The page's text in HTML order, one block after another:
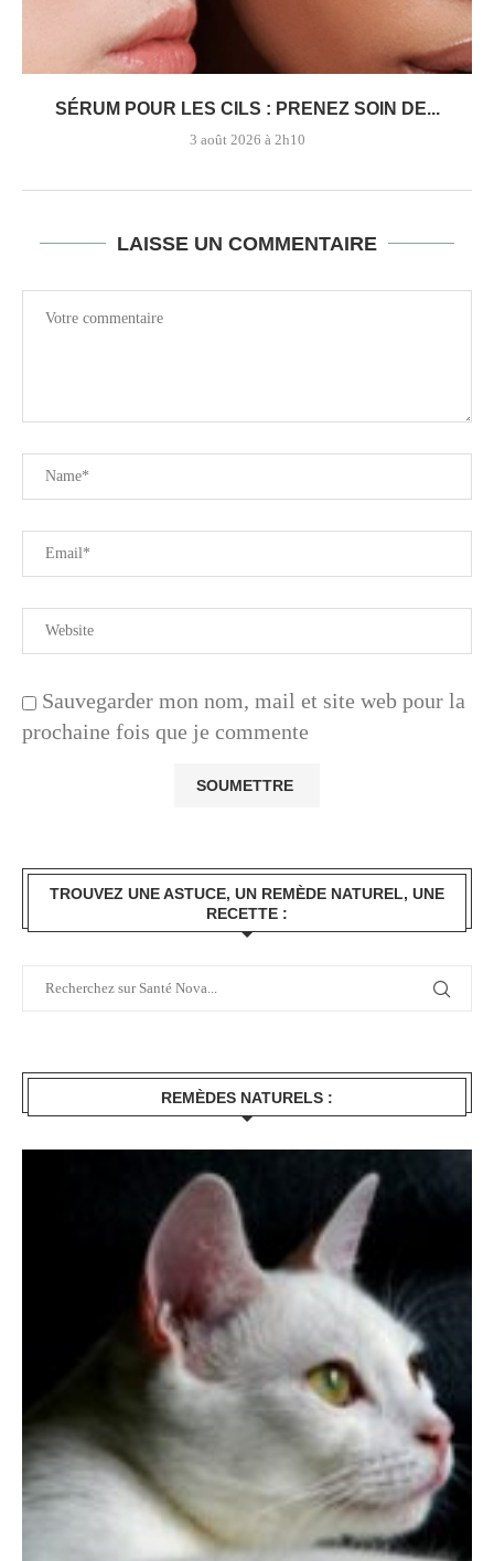
SÉRUM POUR LES CILS : PRENEZ SOIN DE...
3 août 2026 à 2h10
LAISSE UN COMMENTAIRE
Sauvegarder mon nom, mail et site web pour la
prochaine fois que je commente
TROUVEZ UNE ASTUCE, UN REMÈDE NATUREL, UNE
RECETTE :
REMÈDES NATURELS :